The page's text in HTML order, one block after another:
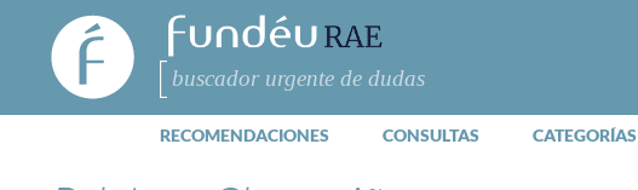
FundéuRAE
- Fundación
del Español
Urgente
Buscar
RECOMENDACIONES CONSULTAS CATEGORÍAS